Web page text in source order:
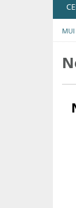
MUI